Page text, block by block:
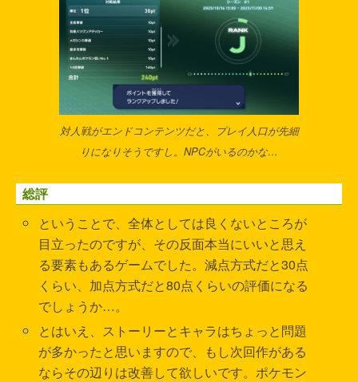
対人戦がエンドコンテンツだと、プレイ人口が先細
りになりそうですし。NPCがいるのかな…
総評
ということで、全体としては良くないところが
目立ったのですが、その反面本当にいいと思え
る要素もあるゲームでした。減点方式だと30点
くらい、加点方式だと80点くらいの評価になる
でしょうか…。
とはいえ、ストーリーとキャラはちょっと問題
が多かったと思いますので、もし次回作がある
ならその辺りは改善して欲しいです。ポケモン